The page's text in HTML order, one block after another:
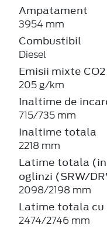
Ampatament
3954 mm
Combustibil
Diesel
Emisii mixte CO2
205 g/km
Inaltime de
715/735 mm
Inaltime totala
2218 mm
Latime totala
oglinzi (SRW/
2098/2198 mm
Latime totala cu
2474/2746 mm